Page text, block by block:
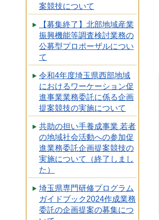
案競技について
【募集終了】北部地域産業
振興機能等調査検討業務の
公募型プロポーザルについ
て
令和4年度埼玉県西部地域
におけるワーケーション促
進事業業務委託に係る企画
提案競技の実施について
共助の担い手養成事業 若者
の地域社会活動への参加促
進業務委託企画提案競技の
実施について（終了しまし
た）
埼玉県専門研修プログラム
ガイドブック2024作成業務
委託の企画提案の募集につ